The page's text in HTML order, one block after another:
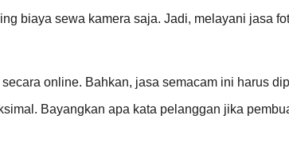
biaya sewa kamera saja. Jadi, melayani jasa
online. Bahkan, jasa semacam ini harus
Bayangkan apa kata pelanggan jika